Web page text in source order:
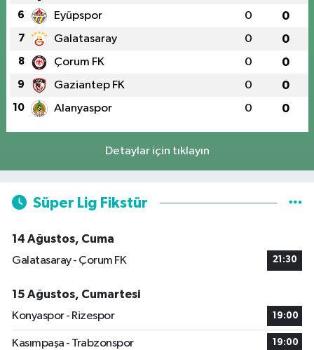
6 Eyüpspor 0 0
7 Galatasaray 0 0
8 Çorum FK 0 0
9 Gaziantep FK 0 0
10 Alanyaspor 0 0
Detaylar için tıklayın
Süper Lig Fikstür
14 Ağustos, Cuma
Galatasaray - Çorum FK
21:30
15 Ağustos, Cumartesi
Konyaspor - Rizespor
19:00
Kasımpaşa - Trabzonspor 19:00